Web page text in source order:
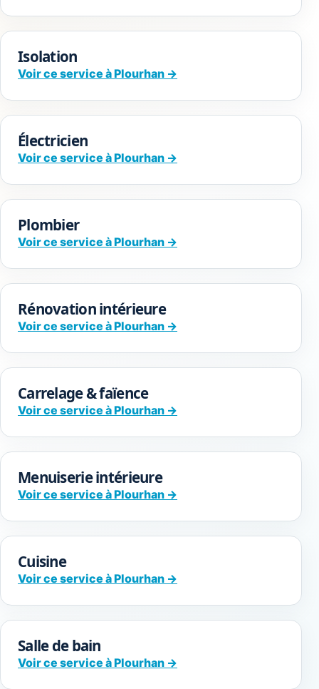
Isolation
Voir ce service à Plourhan →
Électricien
Voir ce service à Plourhan →
Plombier
Voir ce service à Plourhan →
Rénovation intérieure
Voir ce service à Plourhan →
Carrelage & faïence
Voir ce service à Plourhan →
Menuiserie intérieure
Voir ce service à Plourhan →
Cuisine
Voir ce service à Plourhan →
Salle de bain
Voir ce service à Plourhan →